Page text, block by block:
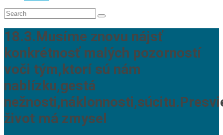
18.3.Musíme znovu nájsť
konkrétnosť malých pozorností
voči tým,ktorí sú nám
nablízku,gestá
život má zmysel